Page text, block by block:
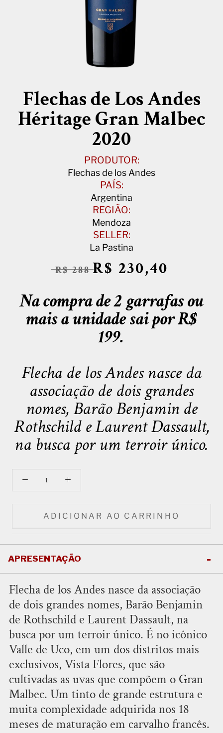
Flechas de Los Andes
Héritage Gran Malbec
2020
PRODUTOR:
Flechas de los Andes
PAÍS:
Argentina
REGIÃO:
Mendoza
SELLER:
La Pastina
R$ 288 R$ 230,40
Na compra de 2 garrafas ou
mais a unidade sai por R$
199.
Flecha de los Andes nasce da
associação de dois grandes
nomes, Barão Benjamin de
Rothschild e Laurent Dassault,
na busca por um terroir único.
ADICIONAR AO CARRINHO
APRESENTAÇÃO
Flecha de los Andes nasce da associação
de dois grandes nomes, Barão Benjamin
de Rothschild e Laurent Dassault, na
busca por um terroir único. É no icônico
Valle de Uco, em um dos distritos mais
exclusivos, Vista Flores, que são
cultivadas as uvas que compõem o Gran
Malbec. Um tinto de grande estrutura e
muita complexidade adquirida nos 18
meses de maturação em carvalho francês.